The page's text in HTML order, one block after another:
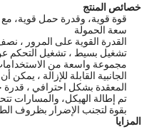
خصائص المنتج
سعة الحمولة
القدرة القوية على المرور ،
تشغيل بسيط ، تشغيل التحكم
مجموعة واسعة من
الجانبية القابلة للإزالة ،
المعقدة بشكل احترافي ، قدرة
تم إطالة الهيكل، والمسارات
بقوة لتجنب الإضرار بظروف
المزايا